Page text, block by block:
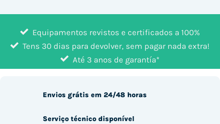
Equipamentos revistos e certificados a 100%
Tens 30 dias para devolver, sem pagar nada extra!
Até 3 anos de garantía*
Envios grátis em 24/48 horas
Serviço técnico disponível